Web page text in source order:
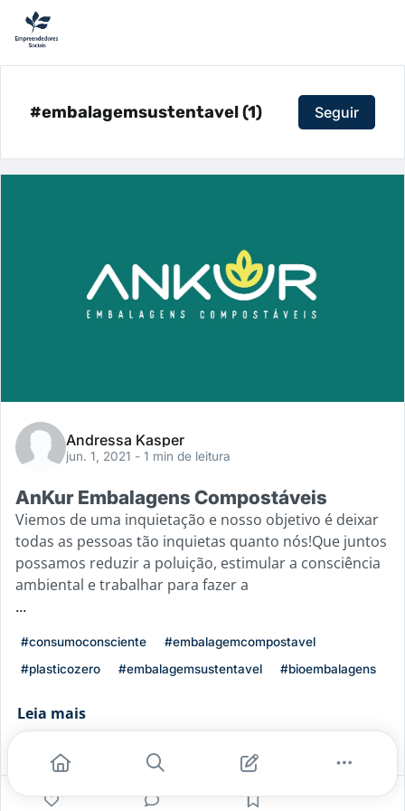
#embalagemsustentavel (1) Seguir
Andressa Kasper
jun. 1, 2021 - 1 min de leitura
AnKur Embalagens Compostáveis
Viemos de uma inquietação e nosso objetivo é deixar
todas as pessoas tão inquietas quanto nós!Que juntos
possamos reduzir a poluição, estimular a consciência
ambiental e trabalhar para fazer a
...
#consumoconsciente
#embalagemcompostavel
#plasticozero
#embalagemsustentavel #bioembalagens
Leia mais